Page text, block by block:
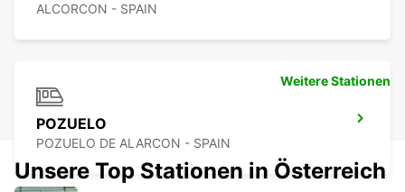
ALCORCON - SPAIN
POZUELO
POZUELO DE ALARCON - SPAIN
Weitere Stationen
Unsere Top Stationen in Österreich